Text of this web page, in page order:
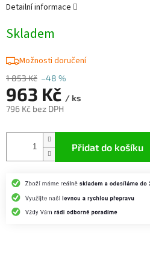
1 853 Kč –48 %
963 Kč / ks
796 Kč bez DPH
Skladem
Možnosti doručení
Přidat do košíku
Detailní informace